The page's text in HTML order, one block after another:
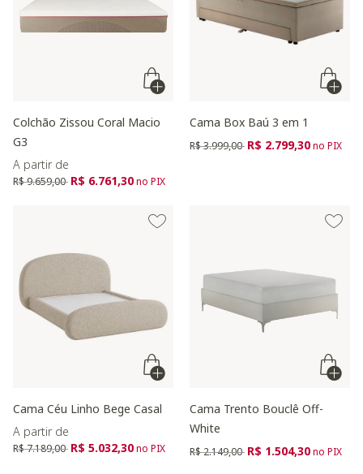
Colchão Zissou Coral Macio
G3
A partir de
Preço reduzido de
R$ 9.659,00 para
R$ 6.761,30no PIX
Cama Box Baú 3 em 1
Preço reduzido de
R$ 3.999,00 para
R$ 2.799,30no PIX
Cama Céu Linho Bege Casal
A partir de
Preço reduzido de
R$ 7.189,00 para
R$ 5.032,30no PIX
Cama Trento Bouclê Off-
White
Preço reduzido de
R$ 2.149,00 para
R$ 1.504,30no PIX